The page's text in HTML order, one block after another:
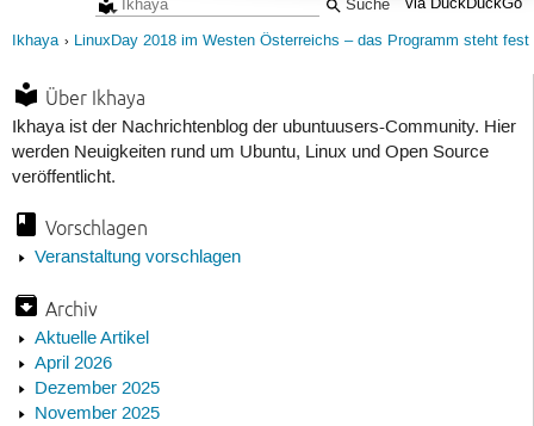
via DuckDuckGo
Ikhaya LinuxDay 2018 im Westen Österreichs – das Programm steht fest
Über Ikhaya
Ikhaya ist der Nachrichtenblog der ubuntuusers-Community. Hier
werden Neuigkeiten rund um Ubuntu, Linux und Open Source
veröffentlicht.
Vorschlagen
Veranstaltung vorschlagen
Archiv
Aktuelle Artikel
April 2026
Dezember 2025
November 2025